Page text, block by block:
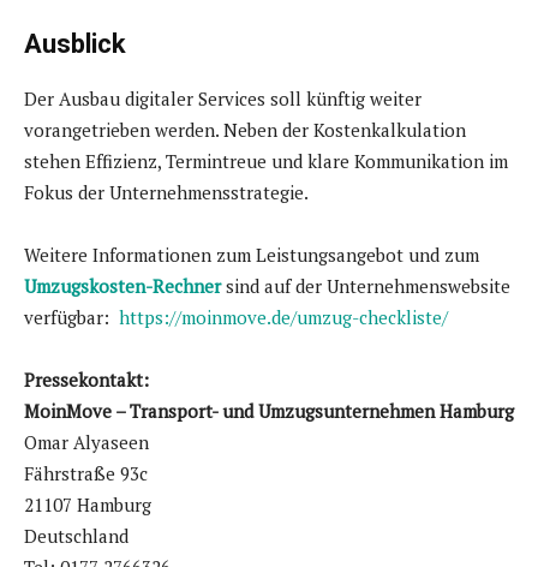
Ausblick
Der Ausbau digitaler Services soll künftig weiter
vorangetrieben werden. Neben der Kostenkalkulation
stehen Effizienz, Termintreue und klare Kommunikation im
Fokus der Unternehmensstrategie.
Weitere Informationen zum Leistungsangebot und zum
Umzugskosten-Rechnersind auf der Unternehmenswebsite
verfügbar: https://moinmove.de/umzug-checkliste/
Pressekontakt:
MoinMove – Transport- und Umzugsunternehmen Hamburg
Omar Alyaseen
Fährstraße 93c
21107 Hamburg
Deutschland